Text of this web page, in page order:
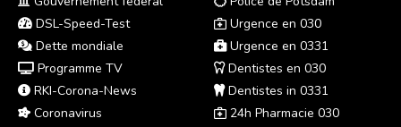
DSL-Speed-Test
Dette mondiale
Programme TV
RKI-Corona-News
Coronavirus
Urgence en 030
Urgence en 0331
Dentistes en 030
Dentistes in 0331
24h Pharmacie 030